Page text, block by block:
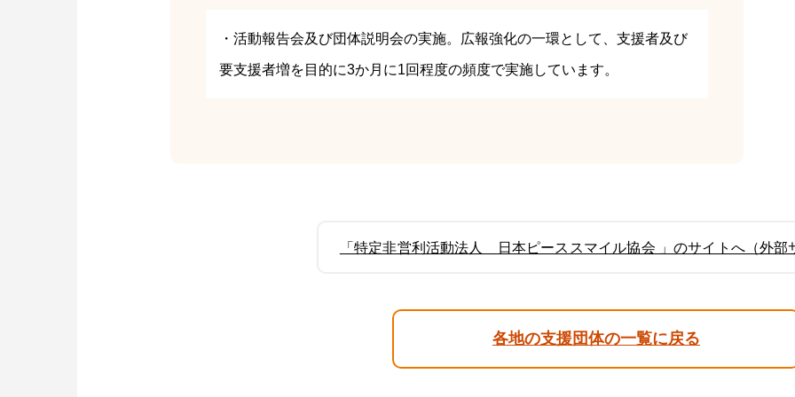
・活動報告会及び団体説明会の実施。広報強化の一環として、支援者及び
要支援者増を目的に3か月に1回程度の頻度で実施しています。
「特定非営利活動法人 日本ピーススマイル協会 」のサイトへ（外部
各地の支援団体の一覧に戻る